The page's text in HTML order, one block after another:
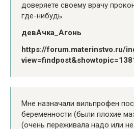
доверяете своему врачу
где-нибудь.
девАчка_Агонь
https://forum.materinstvo.ru/
Мне назначали вильпрофен
беременности (были плохие
(очень переживала надо или